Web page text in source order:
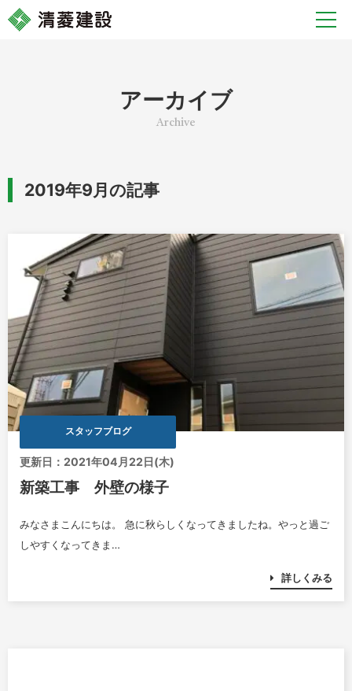
アーカイブ
2019年9月の記事
スタッフブログ
更新日：2021年04月22日(木)
新築工事 外壁の様子
みなさまこんにちは。 急に秋らしくなってきましたね。やっと過ご
しやすくなってきま…
詳しくみる